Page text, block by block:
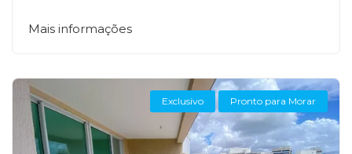
Mais informações
Exclusivo Pronto para Morar